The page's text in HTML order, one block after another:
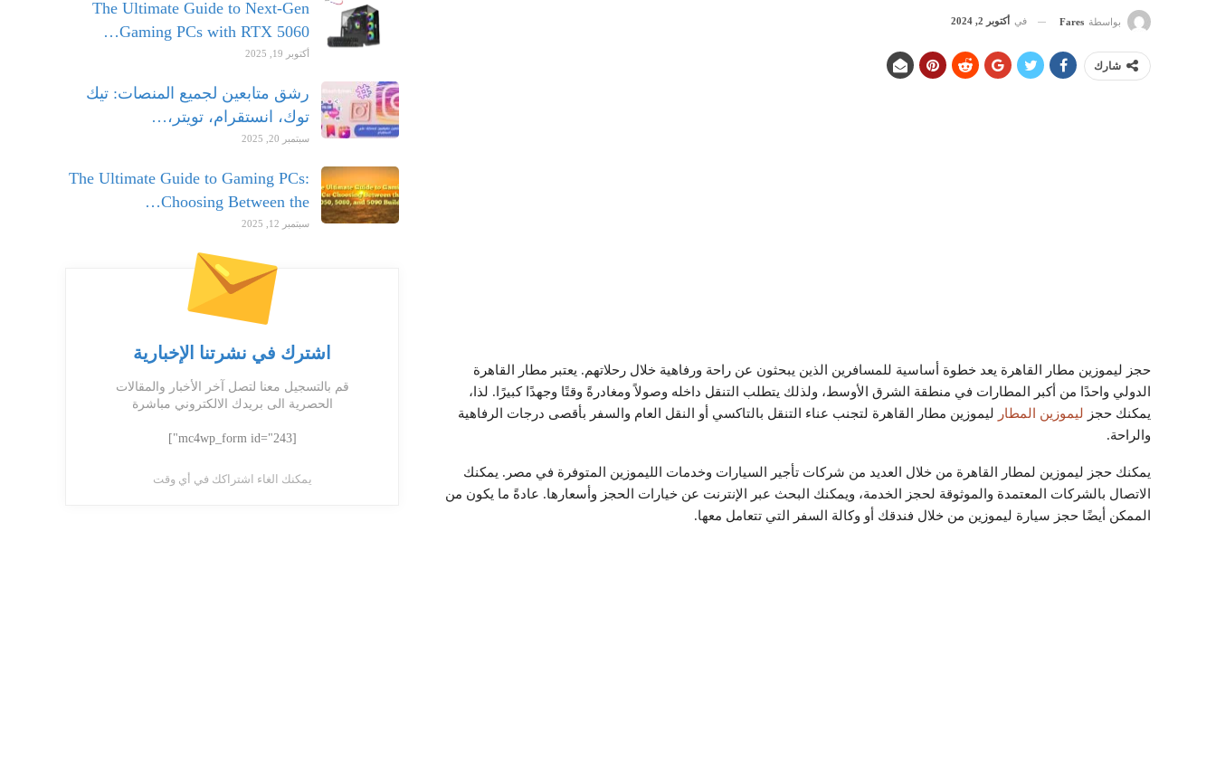
بواسطة Fares في أكتوبر 2, 2024
شارك
حجز ليموزين مطار القاهرة يعد خطوة أساسية للمسافرين الذين يبحثون عن راحة ورفاهية خلال رحلاتهم. يعتبر مطار القاهرة
الدولي واحدًا من أكبر المطارات في منطقة الشرق الأوسط، ولذلك يتطلب التنقل داخله وصولاً ومغادرةً وقتًا وجهدًا كبيرًا. لذا،
يمكنك حجز ليموزين المطار ليموزين مطار القاهرة لتجنب عناء التنقل بالتاكسي أو النقل العام والسفر بأقصى درجات الرفاهية
والراحة.
يمكنك حجز ليموزين لمطار القاهرة من خلال العديد من شركات تأجير السيارات وخدمات الليموزين المتوفرة في مصر. يمكنك
الاتصال بالشركات المعتمدة والموثوقة لحجز الخدمة، ويمكنك البحث عبر الإنترنت عن خيارات الحجز وأسعارها. عادةً ما يكون من
الممكن أيضًا حجز سيارة ليموزين من خلال فندقك أو وكالة السفر التي تتعامل معها.
The Ultimate Guide to Next-Gen
Gaming PCs with RTX 5060…
أكتوبر 19, 2025
رشق متابعين لجميع المنصات: تيك
توك، انستقرام، تويتر،…
سبتمبر 20, 2025
The Ultimate Guide to Gaming PCs:
Choosing Between the…
سبتمبر 12, 2025
اشترك في نشرتنا الإخبارية
قم بالتسجيل معنا لتصل آخر الأخبار والمقالات
الحصرية الى بريدك الالكتروني مباشرة
[mc4wp_form id="243"]
يمكنك الغاء اشتراكك في أي وقت